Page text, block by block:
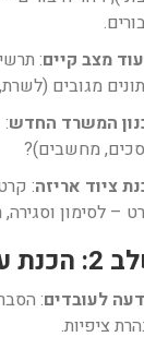
מצב קיים:
מגובים
המשרד החדש
מחשבים)?
ציוד אריזה:
– לסימון
(שבוע לפני)
לעובדים:
ציפיות.